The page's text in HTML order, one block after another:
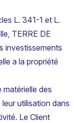
L. 341-1 et L.
TERRE DE
investissements
a la propriété
matérielle des
utilisation dans
Le Client